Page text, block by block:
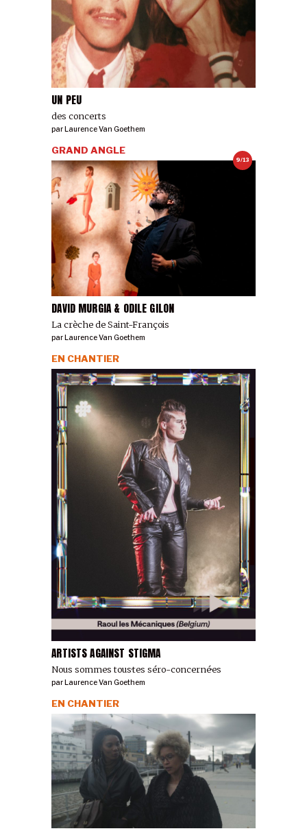
UN PEU
des concerts
parLaurence Van Goethem
9/13
DAVID MURGIA & ODILE GILON
La crèche de Saint-François
GRAND ANGLE
parLaurence Van Goethem
ARTISTS AGAINST STIGMA
Nous sommes tous·tes séro-concerné·es
EN CHANTIER
parLaurence Van Goethem
EN CHANTIER